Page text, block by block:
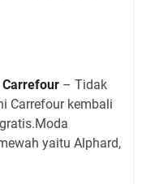
– Tidak
Carrefour kembali
yaitu Alphard,